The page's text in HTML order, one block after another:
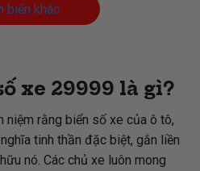
biển khác
xe 29999 là gì?
niệm rằng biển số xe của ô tô,
tinh thần đặc biệt, gắn liền
nó. Các chủ xe luôn mong